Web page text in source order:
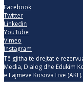
Facebook
Twitter
Linkedin
YouTube
Vimeo
Instagram
Të gjitha të drejtat e
Media, Dialog dhe Edukim
e Lajmeve Kosova Live (AKL).